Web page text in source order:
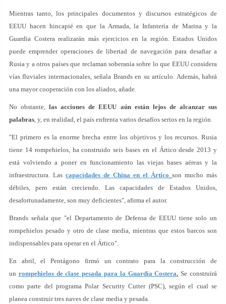
Mientras tanto, los principales documentos y discursos estratégicos de
EEUU hacen hincapié en que la Armada, la Infantería de Marina y la
Guardia Costera realizarán más ejercicios en la región. Estados Unidos
puede emprender operaciones de libertad de navegación para desafiar a
Rusia y a otros países que reclaman soberanía sobre lo que EEUU considera
vías fluviales internacionales, señala Brands en su artículo. Además, habrá
una mayor cooperación con los aliados, añade.
No obstante,las acciones de EEUU aún están lejos de alcanzar sus
palabras, y, en realidad, el país enfrenta varios desafíos serios en la región.
"El primero es la enorme brecha entre los objetivos y los recursos. Rusia
tiene 14 rompehielos, ha construido seis bases en el Ártico desde 2013 y
está volviendo a poner en funcionamiento las viejas bases aéreas y la
infraestructura. Las capacidades de China en el Ártico son mucho más
débiles, pero están creciendo. Las capacidades de Estados Unidos,
desafortunadamente, son muy deficientes", afirma el autor.
Brands señala que "el Departamento de Defensa de EEUU tiene solo un
rompehielos pesado y otro de clase media, mientras que estos barcos son
indispensables para operar en el Ártico".
En abril, el Pentágono firmó un contrato para la construcción de
un rompehielos de clase pesada para la Guardia Costera. Se construirá
como parte del programa Polar Security Cutter (PSC), según el cual se
planea construir tres naves de clase media y pesada.